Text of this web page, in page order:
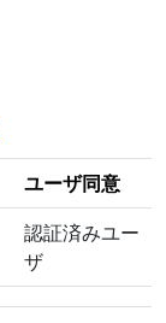
ユーザ同意
認証済みユー
ザ